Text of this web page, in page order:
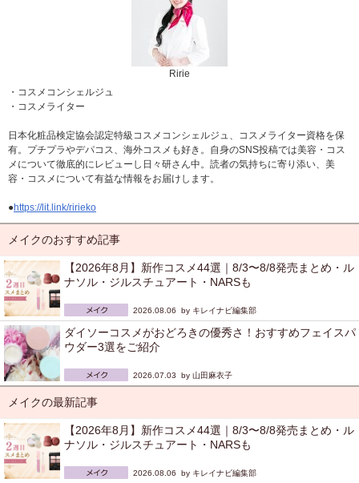
Ririe
・コスメコンシェルジュ
・コスメライター
日本化粧品検定協会認定特級コスメコンシェルジュ、コスメライター資格を保
有。プチプラやデパコス、海外コスメも好き。自身のSNS投稿では美容・コス
メについて徹底的にレビューし日々研さん中。読者の気持ちに寄り添い、美
容・コスメについて有益な情報をお届けします。
●https://lit.link/ririeko
メイクのおすすめ記事
【2026年8月】新作コスメ44選｜8/3〜8/8発売まとめ・ル
ナソル・ジルスチュアート・NARSも
2026.08.06 by キレイナビ編集部
ダイソーコスメがおどろきの優秀さ！おすすめフェイスパ
ウダー3選をご紹介
2026.07.03 by 山田麻衣子
メイクの最新記事
【2026年8月】新作コスメ44選｜8/3〜8/8発売まとめ・ル
ナソル・ジルスチュアート・NARSも
2026.08.06 by キレイナビ編集部